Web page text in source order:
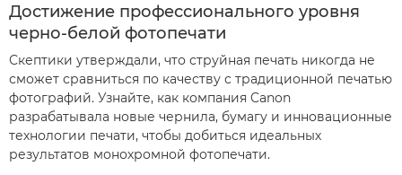
Достижение профессионального уровня
черно-белой фотопечати
Скептики утверждали, что струйная печать никогда не
сможет сравниться по качеству с традиционной печатью
фотографий. Узнайте, как компания Canon
разрабатывала новые чернила, бумагу и инновационные
технологии печати, чтобы добиться идеальных
результатов монохромной фотопечати.